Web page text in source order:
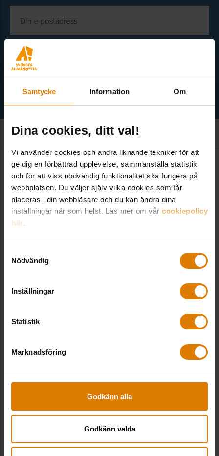
Samtycke Information Om
Dina cookies, ditt val!
Vi använder cookies och andra liknande tekniker för att
ge dig en förbättrad upplevelse, sammanställa statistik
och för att viss nödvändig funktionalitet ska fungera på
webbplatsen. Du väljer själv vilka cookies som får
placeras i din webbläsare och du kan ändra dina
inställningar när som helst. Läs mer om vår cookiepolicy
här.
Nödvändig
Inställningar
Statistik
Marknadsföring
Godkänn alla
Godkänn valda
Välj ämne
Kontakt
LinkedIn
Genvägar
Allmännyttan Akademi